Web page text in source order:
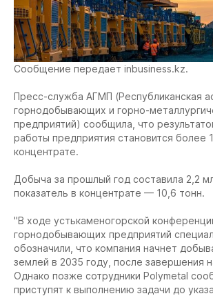
Сообщение передает inbusiness.kz.
Пресс-служба АГМП (Республиканская
горнодобывающих и горно-
предприятий) сообщила, что
работы предприятия становится более
концентрате.
Добыча за прошлый год составила 2,2
показатель в концентрате — 10,6 тонн.
"В ходе устькаменогорской
горнодобывающих предприятий
обозначили, что компания начнет
землей в 2035 году, после завершения
Однако позже сотрудники Polymetal
приступят к выполнению задачи до